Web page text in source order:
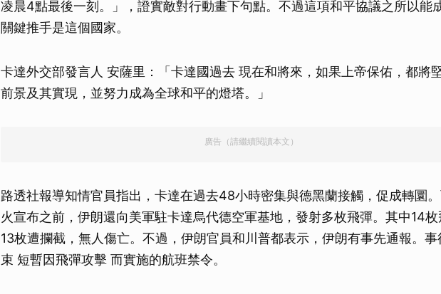
凌晨4點最後一刻。」，證實敵對行動畫下句點。不過這項和平協議之所以能
關鍵推手是這個國家。
卡達外交部發言人 安薩里：「卡達國過去 現在和將來，如果上帝保佑，都將
前景及其實現，並努力成為全球和平的燈塔。」
廣告（請繼續閱讀本文）
路透社報導知情官員指出，卡達在過去48小時密集與德黑蘭接觸，促成轉圜
火宣布之前，伊朗還向美軍駐卡達烏代德空軍基地，發射多枚飛彈。其中14
13枚遭攔截，無人傷亡。不過，伊朗官員和川普都表示，伊朗有事先通報。
束 短暫因飛彈攻擊 而實施的航班禁令。